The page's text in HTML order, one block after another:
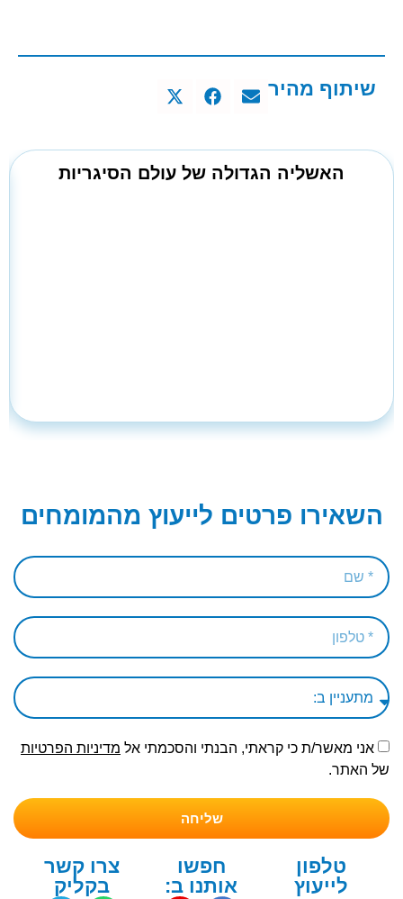
שיתוף מהיר
האשליה הגדולה של עולם הסיגריות
השאירו פרטים לייעוץ מהמומחים
אני מאשר/ת כי קראתי, הבנתי והסכמתי אל מדיניות הפרטיות
של האתר.
שליחה
טלפון
לייעוץ
חפשו
אותנו ב:
צרו קשר
בקליק